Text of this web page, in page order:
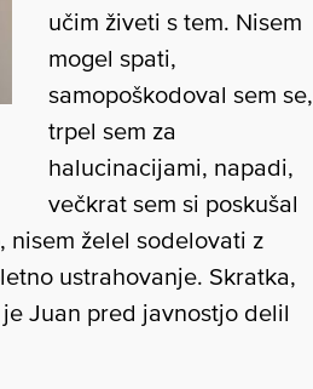
učim živeti s tem. Nisem
mogel spati,
samopoškodoval sem se,
trpel sem za
halucinacijami, napadi,
večkrat sem si poskušal
nisem želel sodelovati z
ustrahovanje. Skratka,
Juan pred javnostjo delil